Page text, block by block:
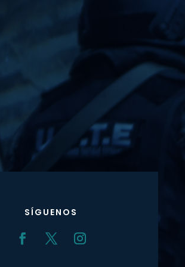
SÍGUENOS